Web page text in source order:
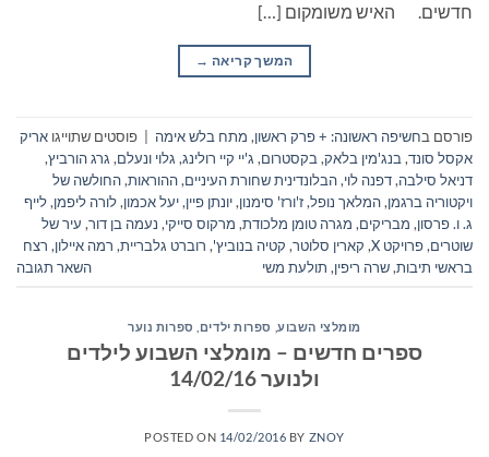
חדשים. האיש משומקום […]
המשך קריאה →
פורסם בחשיפה ראשונה: + פרק ראשון, מתח בלש אימה פוסטים שתוייגו אריק
אקסל סונד, בנג'מין בלאק, בקסטרום, ג'יי קיי רולינג, גלוי ונעלם, גרג הורביץ,
דניאל סילבה,דפנה לוי,הבלונדינית שחורת העיניים,ההוראות,החולשה של
ויקטוריה ברגמן,המלאך נופל,ז'ורז' סימנון,יונתן פיין,יעל אכמון,לורה ליפמן,לייף
ג. ו. פרסון, מבריקים, מגרה טומן מלכודת, מרקוס סייקי, נעמה בן דור, עיר של
שוטרים,פרויקט X , קארין סלוטר, קטיה בנוביץ', רוברט גלבריית, רמה איילון, רצח
בראשי תיבות,שרה ריפין, תולעת משי השאר תגובה
מומלצי השבוע, ספרות ילדים ספרות נוער
ספרים חדשים – מומלצי השבוע לילדים
ולנוער 14/02/16
POSTED ON 14/02/2016 BY ZNOY